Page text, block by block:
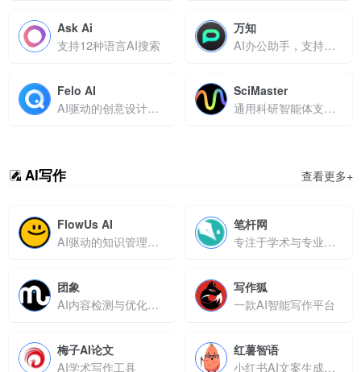
Ask Ai
支持12种语言AI搜索
万知
AI办公助手，支持文档解析与PPT智能生成
Felo AI
AI驱动的创意设计工具
SciMaster
通用科研智能体支持全流程自动化与跨学科协作
AI写作 查看更多+
FlowUs AI
AI驱动的知识管理助手，支持写作协作与智能问答
笔杆网
专注于学术与专业写作的AI智能平台
团象
AI内容检测与优化平台，确保原创性并规避抄袭风险
写作狐
一款AI智能写作平台
梅子AI论文
AI学术写作工具
红薯智语
小红书AI文案生成器，30秒产出爆款笔记文案